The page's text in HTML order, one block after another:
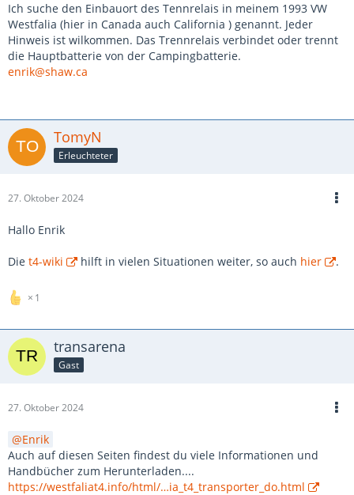
Ich suche den Einbauort des Tennrelais in meinem 1993 VW
Westfalia (hier in Canada auch California ) genannt. Jeder
Hinweis ist wilkommen. Das Trennrelais verbindet oder trennt
die Hauptbatterie von der Campingbatterie.
enrik@shaw.ca
TomyN
Erleuchteter
27. Oktober 2024
Hallo Enrik
Die t4-wiki hilft in vielen Situationen weiter, so auch hier .
1
transarena
Gast
27. Oktober 2024
Enrik
Auch auf diesen Seiten findest du viele Informationen und
Handbücher zum Herunterladen....
https://westfaliat4.info/html/…ia_t4_transporter_do.html